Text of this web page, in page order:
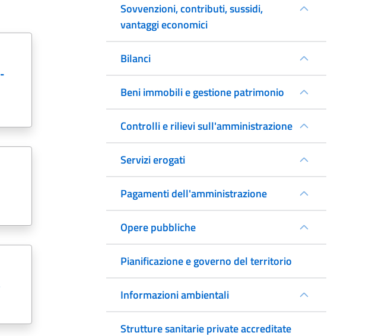
Sovvenzioni, contributi, sussidi,
vantaggi economici
Bilanci
Beni immobili e gestione patrimonio
Controlli e rilievi sull'amministrazione
Servizi erogati
Pagamenti dell'amministrazione
Opere pubbliche
Pianificazione e governo del territorio
Informazioni ambientali
Strutture sanitarie private accreditate